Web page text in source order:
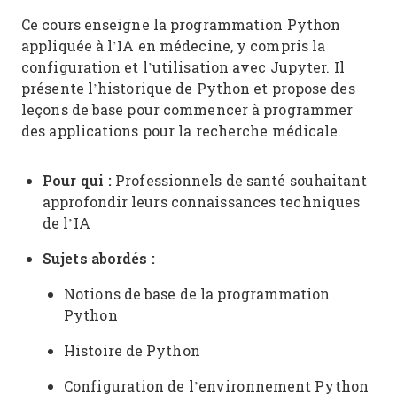
Ce cours enseigne la programmation Python
appliquée à l’IA en médecine, y compris la
configuration et l’utilisation avec Jupyter. Il
présente l’historique de Python et propose des
leçons de base pour commencer à programmer
des applications pour la recherche médicale.
Pour qui : Professionnels de santé souhaitant
approfondir leurs connaissances techniques
de l’IA
Sujets abordés :
Notions de base de la programmation
Python
Histoire de Python
Configuration de l’environnement Python